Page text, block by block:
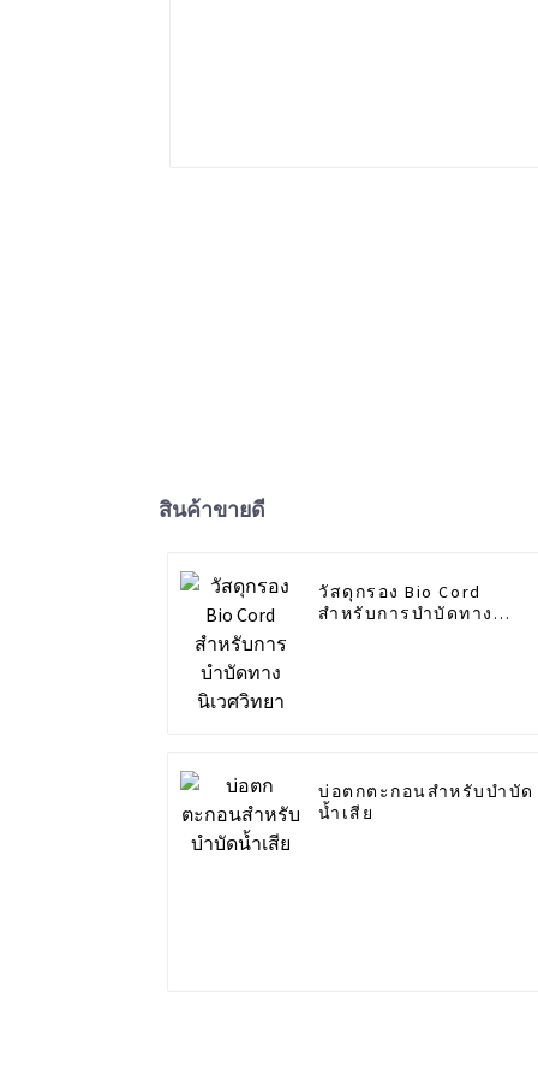
สินค้าขายดี
วัสดุกรอง Bio Cord
สำหรับการบำบัดทาง
บ่อตกตะกอนสำหรับบำบัด
น้ำเสีย